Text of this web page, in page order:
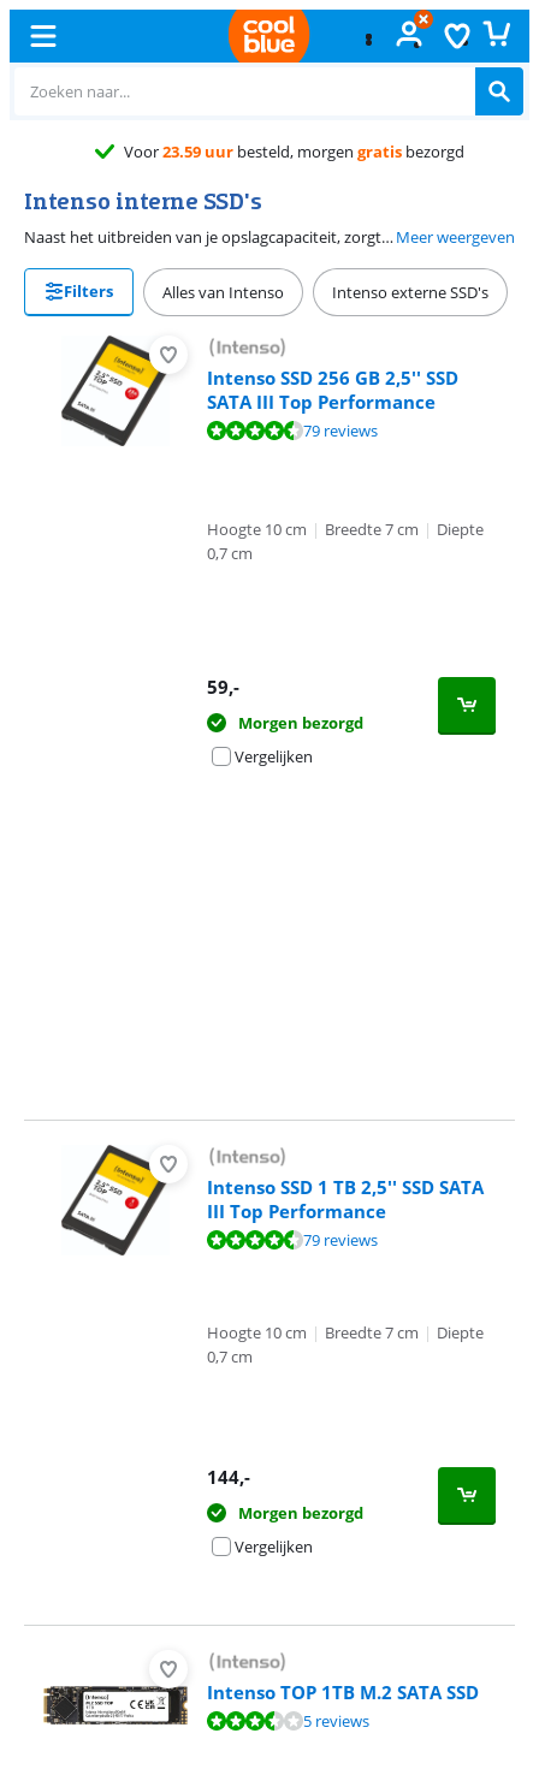
Voor23.59 uurbesteld, morgengratisbezorgd
Intenso interne SSD's
Naast het uitbreiden van je opslagcapaciteit, zorgt een Intenso interne SSD ook voor snellere laadtijden. Intenso produceert zowel 2,5 inch SATA SSD's als M.2 SSD's, zodat er keuze is voor ieders wensen. Waar de 2,5 inch SATA SSD meer opslagcapaciteit biedt, zijn de M.2 SSD's tot 3 keer sneller. De Intenso interne SSD's zijn daarnaast ook duurzaam ontworpen. Met een levensduur tot op 600 terabytes written, maak je jarenlang gebruik van de schijf.Meer weergeven
Filters Alles van Intenso Intenso externe SSD's
Intenso SSD 256 GB 2,5'' SSD
SATA III Top Performance
Beoordeling is 8,9 van de 10, gebaseerd op 79 reviews.
79 reviews
Hoogte 10 cm | Breedte 7 cm | Diepte
0,7 cm
59,-
Morgen bezorgd
Vergelijken
Intenso SSD 1 TB 2,5'' SSD SATA
III Top Performance
Beoordeling is 8,9 van de 10, gebaseerd op 79 reviews.
79 reviews
Hoogte 10 cm | Breedte 7 cm | Diepte
0,7 cm
144,-
Morgen bezorgd
Vergelijken
Intenso TOP 1TB M.2 SATA SSD
Beoordeling is 6,7 van de 10, gebaseerd op 5 reviews.
5 reviews